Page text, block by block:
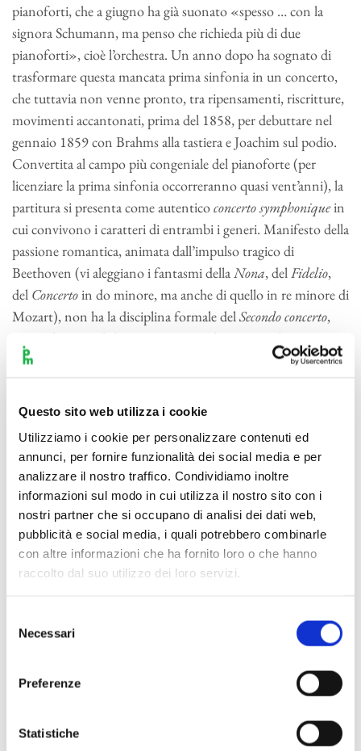
Questo sito web utilizza i cookie
Utilizziamo i cookie per personalizzare contenuti ed
annunci, per fornire funzionalità dei social media e per
analizzare il nostro traffico. Condividiamo inoltre
informazioni sul modo in cui utilizza il nostro sito con i
nostri partner che si occupano di analisi dei dati web,
pubblicità e social media, i quali potrebbero combinarle
con altre informazioni che ha fornito loro o che hanno
raccolto dal suo utilizzo dei loro servizi.
delNecessari
Preferenze
Statistiche
pianoforti, che a giugno ha già suonato «spesso … con la
signora Schumann, ma penso che richieda più di due
pianoforti», cioè l’orchestra. Un anno dopo ha sognato di
trasformare questa mancata prima sinfonia in un concerto,
che tuttavia non venne pronto, tra ripensamenti, riscritture,
movimenti accantonati, prima del 1858, per debuttare nel
gennaio 1859 con Brahms alla tastiera e Joachim sul podio.
Convertita al campo più congeniale del pianoforte (per
licenziare la prima sinfonia occorreran­no quasi vent’anni), la
partitura si presenta come autenticoconcerto symphoniquein
cui convivono i caratteri di entrambi i generi. Manifesto della
passione romantica, animata dall’impulso tragico di
Beethoven (vi aleggiano i fantasmi della Nona, del Fidelio,
del Concertoin do minore, ma anche di quello in re minore di
Mozart), non ha la disciplina formale del Secondo concerto,
ponendosi, per dirla con Piero Rattalino, come il
Faust
canonico. Se il monumentale, grandioso I
Adagio
evoca in un clima di intimo, sacrale raccoglimento il
mondo di casa Schumann (con un riferimento esplicito a
Robert, chiamato da amici e allievi «Mynheer Domine»),
mentre il virtuosismo trova spazio nel conclu­sivo rondò
Beethoven in cui il giovane Brahms dispiega l’arte, in cui
eccelle, della variazione.
Raffaele Mellace
LOUIS LORTIE
Lortie sì è esibito in tutto il mondo, ottenendo la fama di
esibizioni, così come le sue pluripremiate registrazioni,